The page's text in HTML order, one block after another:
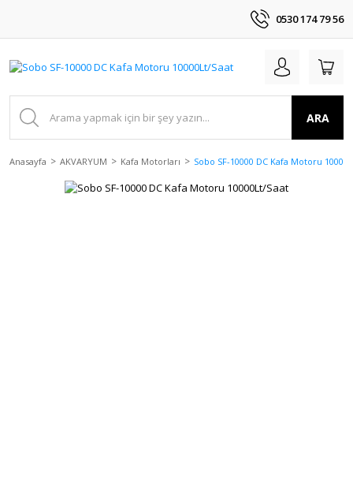
0530 174 79 56
ARA
Anasayfa AKVARYUM Kafa Motorları Sobo SF-10000 DC Kafa Motoru